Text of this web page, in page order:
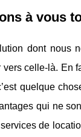
à vous
dont nous
vers celle-là. En
quelque
qui ne
de